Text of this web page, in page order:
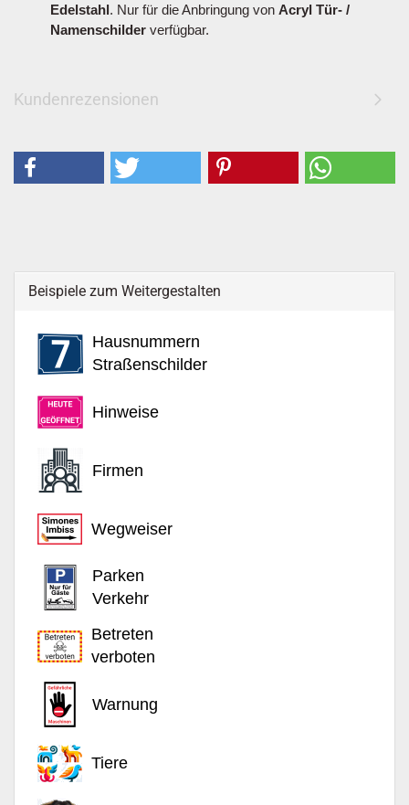
Edelstahl. Nur für die Anbringung von Acryl Tür- /
Namenschilder verfügbar.
Kundenrezensionen
Beispiele zum Weitergestalten
Hausnummern
Straßenschilder
Hinweise
Firmen
Wegweiser
Parken
Verkehr
Betreten
verboten
Warnung
Tiere